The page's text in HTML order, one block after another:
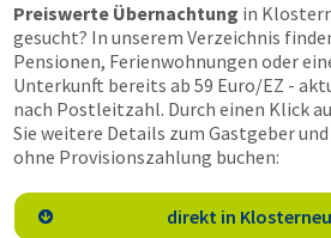
Preiswerte Übernachtung in
gesucht? In unserem Verzeichnis
Pensionen, Ferienwohnungen oder
Unterkunft bereits ab 59 Euro/EZ -
nach Postleitzahl. Durch einen Klick
Sie weitere Details zum Gastgeber
ohne Provisionszahlung buchen:
 direkt in